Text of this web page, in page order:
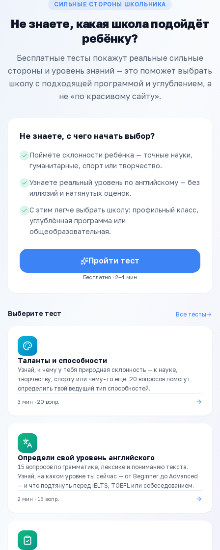
СИЛЬНЫЕ СТОРОНЫ ШКОЛЬНИКА
Не знаете, какая школа подойдёт
ребёнку?
Бесплатные тесты покажут реальные сильные
стороны и уровень знаний — это поможет выбрать
школу с подходящей программой и углублением, а
не «по красивому сайту».
Не знаете, с чего начать выбор?
Поймёте склонности ребёнка — точные науки,
гуманитарные, спорт или творчество.
Узнаете реальный уровень по английскому — без
иллюзий и натянутых оценок.
С этим легче выбрать школу: профильный класс,
углублённая программа или
общеобразовательная.
Пройти тест
Бесплатно · 2–4 мин
Выберите тест Все тесты
Таланты и способности
Узнай, к чему у тебя природная склонность — к науке,
творчеству, спорту или чему-то ещё. 20 вопросов помогут
определить твой ведущий тип способностей.
3 мин · 20 вопр.
Определи свой уровень английского
15 вопросов по грамматике, лексике и пониманию текста.
Узнай, на каком уровне ты сейчас — от Beginner до Advanced
— и что подтянуть перед IELTS, TOEFL или собеседованием.
2 мин · 15 вопр.